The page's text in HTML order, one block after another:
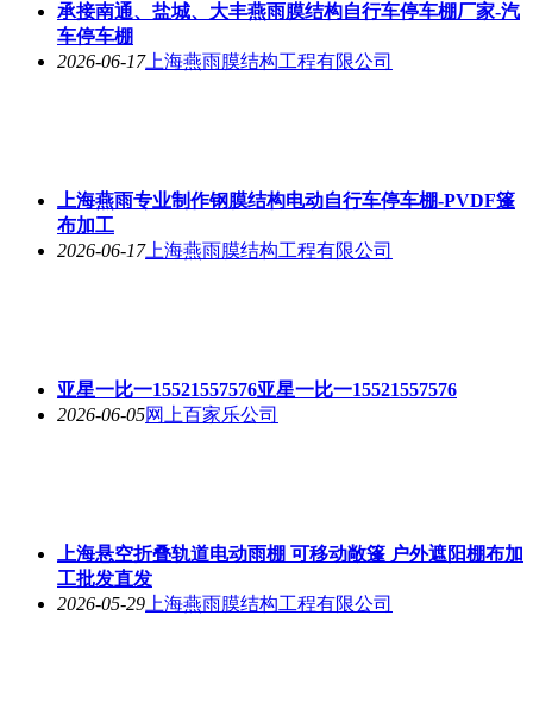
承接南通、盐城、大丰燕雨膜结构自行车停车棚厂家-汽
车停车棚
2026-06-17上海燕雨膜结构工程有限公司
上海燕雨专业制作钢膜结构电动自行车停车棚-PVDF篷
布加工
2026-06-17上海燕雨膜结构工程有限公司
亚星一比一15521557576亚星一比一15521557576
2026-06-05网上百家乐公司
上海悬空折叠轨道电动雨棚 可移动敞篷 户外遮阳棚布加
工批发直发
2026-05-29 上海燕雨膜结构工程有限公司